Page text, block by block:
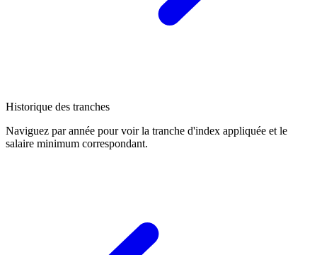
Historique des tranches
Naviguez par année pour voir la tranche d'index appliquée et le
salaire minimum correspondant.